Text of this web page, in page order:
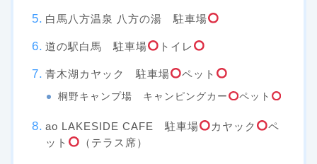
白馬八方温泉 八方の湯 駐車場
道の駅白馬 駐車場 トイレ
青木湖カヤック 駐車場 ペット
桐野キャンプ場 キャンピングカー ペット
ao LAKESIDE CAFE 駐車場 カヤック
ペ
ット
（テラス席）